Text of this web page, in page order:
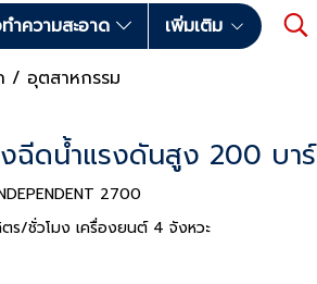
ำความสะอาด
เพิ่มเติม
/ อุตสาหกรรม
งฉีดน้ำแรงดันสูง 200 บาร์
2700
/ชั่วโมง เครื่องยนต์ 4 จังหวะ